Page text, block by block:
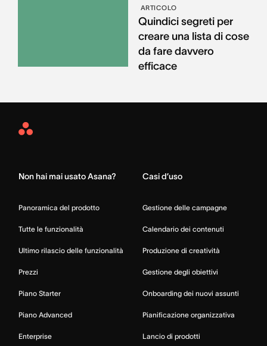
ARTICOLO
Quindici segreti per
creare una lista di cose
da fare davvero
efficace
Asana
Non hai mai usato Asana?
Panoramica del prodotto
Tutte le funzionalità
Ultimo rilascio delle funzionalità
Prezzi
Piano Starter
Piano Advanced
Enterprise
Casi d’uso
Gestione delle campagne
Calendario dei contenuti
Produzione di creatività
Gestione degli obiettivi
Onboarding dei nuovi assunti
Pianificazione organizzativa
Lancio di prodotti